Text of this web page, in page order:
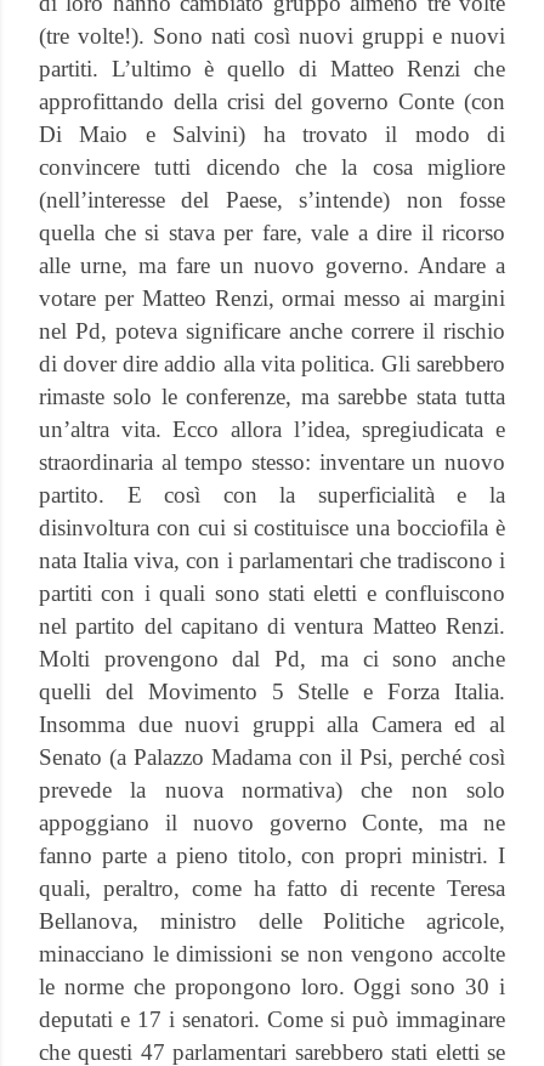
(tre volte!). Sono nati così nuovi gruppi e nuovi
partiti. L’ultimo è quello di Matteo Renzi che
approfittando della crisi del governo Conte (con
Di Maio e Salvini) ha trovato il modo di
convincere tutti dicendo che la cosa migliore
(nell’interesse del Paese, s’intende) non fosse
quella che si stava per fare, vale a dire il ricorso
alle urne, ma fare un nuovo governo. Andare a
votare per Matteo Renzi, ormai messo ai margini
nel Pd, poteva significare anche correre il rischio
di dover dire addio alla vita politica. Gli sarebbero
rimaste solo le conferenze, ma sarebbe stata tutta
un’altra vita. Ecco allora l’idea, spregiudicata e
straordinaria al tempo stesso: inventare un nuovo
partito. E così con la superficialità e la
disinvoltura con cui si costituisce una bocciofila è
nata Italia viva, con i parlamentari che tradiscono i
partiti con i quali sono stati eletti e confluiscono
nel partito del capitano di ventura Matteo Renzi.
Molti provengono dal Pd, ma ci sono anche
quelli del Movimento 5 Stelle e Forza Italia.
Insomma due nuovi gruppi alla Camera ed al
Senato (a Palazzo Madama con il Psi, perché così
prevede la nuova normativa) che non solo
appoggiano il nuovo governo Conte, ma ne
fanno parte a pieno titolo, con propri ministri. I
quali, peraltro, come ha fatto di recente Teresa
Bellanova, ministro delle Politiche agricole,
minacciano le dimissioni se non vengono accolte
le norme che propongono loro. Oggi sono 30 i
deputati e 17 i senatori. Come si può immaginare
che questi 47 parlamentari sarebbero stati eletti se